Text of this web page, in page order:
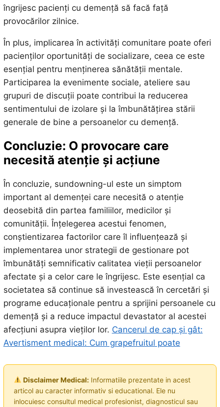
îngrijesc pacienți cu demență să facă față
provocărilor zilnice.
În plus, implicarea în activități comunitare poate oferi
pacienților oportunități de socializare, ceea ce este
esențial pentru menținerea sănătății mentale.
Participarea la evenimente sociale, ateliere sau
grupuri de discuții poate contribui la reducerea
sentimentului de izolare și la îmbunătățirea stării
generale de bine a persoanelor cu demență.
Concluzie: O provocare care
necesită atenție și acțiune
În concluzie, sundowning-ul este un simptom
important al demenței care necesită o atenție
deosebită din partea familiilor, medicilor și
comunității. Înțelegerea acestui fenomen,
conștientizarea factorilor care îl influențează și
implementarea unor strategii de gestionare pot
îmbunătăți semnificativ calitatea vieții persoanelor
afectate și a celor care le îngrijesc. Este esențial ca
societatea să continue să investească în cercetări și
programe educaționale pentru a sprijini persoanele cu
demență și a reduce impactul devastator al acestei
afecțiuni asupra vieților lor. Cancerul de cap și gât:
Avertisment medical: Cum grapefruitul poate
Disclaimer Medical:Informatiile prezentate in acest
articol au caracter informativ si educational. Ele nu
inlocuiesc consultul medical profesionist, diagnosticul sau